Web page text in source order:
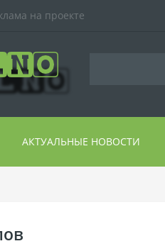
на проекте
АКТУАЛЬНЫЕ НОВОСТИ